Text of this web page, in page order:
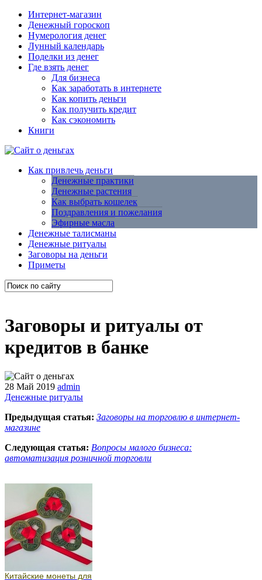
Интернет-магазин
Денежный гороскоп
Нумерология денег
Лунный календарь
Поделки из денег
Где взять денег
Для бизнеса
Как заработать в интернете
Как копить деньги
Как получить кредит
Как сэкономить
Книги
Как привлечь деньги
Денежные практики
Денежные растения
Как выбрать кошелек
Поздравления и пожелания
Эфирные масла
Денежные талисманы
Денежные ритуалы
Заговоры на деньги
Приметы
Заговоры и ритуалы от
кредитов в банке
28 Май 2019 admin
Денежные ритуалы
Предыдущая статья: Заговоры на торговлю в интернет-
магазине
Следующая статья: Вопросы малого бизнеса:
автоматизация розничной торговли
Китайские монеты для